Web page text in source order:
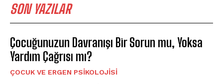
SON YAZILAR
Çocuğunuzun Davranışı Bir Sorun mu, Yoksa
Yardım Çağrısı mı?
ÇOCUK VE ERGEN PSIKOLOJISI